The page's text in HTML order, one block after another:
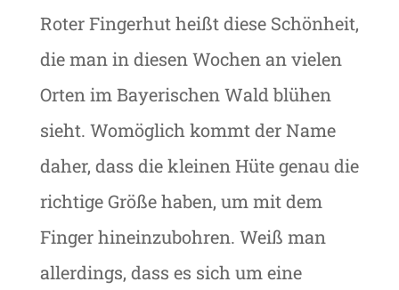
Roter Fingerhut heißt diese Schönheit,
die man in diesen Wochen an vielen
Orten im Bayerischen Wald blühen
sieht. Womöglich kommt der Name
daher, dass die kleinen Hüte genau die
richtige Größe haben, um mit dem
Finger hineinzubohren. Weiß man
allerdings, dass es sich um eine